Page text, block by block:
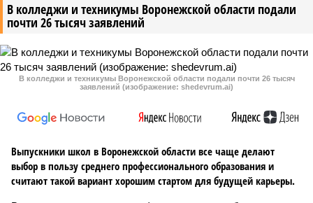
В колледжи и техникумы Воронежской области подали
почти 26 тысяч заявлений
В колледжи и техникумы Воронежской области подали почти 26 тысяч
заявлений (изображение: shedevrum.ai)
Выпускники школ в Воронежской области все чаще делают
выбор в пользу среднего профессионального образования и
считают такой вариант хорошим стартом для будущей карьеры.